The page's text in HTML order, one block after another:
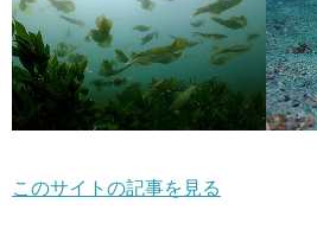
このサイトの記事を見る